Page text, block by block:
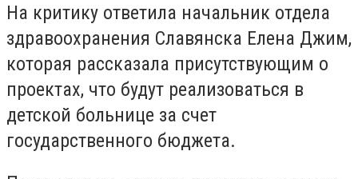
На критику ответила начальник отдела
здравоохранения Славянска Елена Джим,
которая рассказала присутствующим о
проектах, что будут реализоваться в
детской больнице за счет
государственного бюджета.